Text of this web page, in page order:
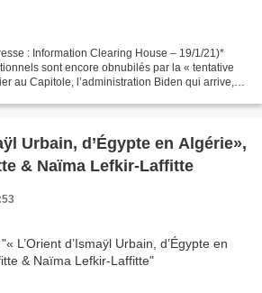
: Information Clearing House – 19/1/21)*
sont encore obnubilés par la « tentative
au Capitole, l’administration Biden qui arrive,
Urbain, d’Égypte en Algérie»,
& Naïma Lefkir-Laffitte